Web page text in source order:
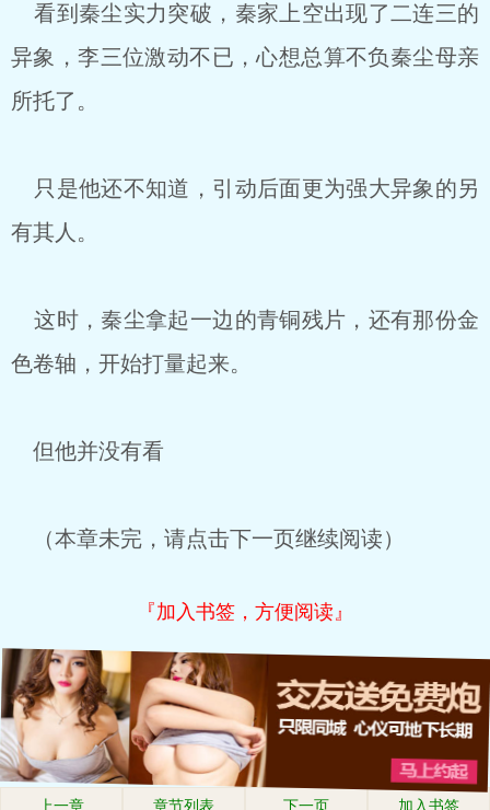
看到秦尘实力突破，秦家上空出现了二连三的
异象，李三位激动不已，心想总算不负秦尘母亲
所托了。
只是他还不知道，引动后面更为强大异象的另
有其人。
这时，秦尘拿起一边的青铜残片，还有那份金
色卷轴，开始打量起来。
但他并没有看
（本章未完，请点击下一页继续阅读）
『加入书签，方便阅读』
上一章 章节列表 下一页 加入书签